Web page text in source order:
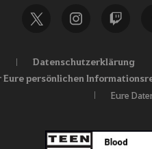
Datenschutzerklärung
Eure persönlichen
Eure